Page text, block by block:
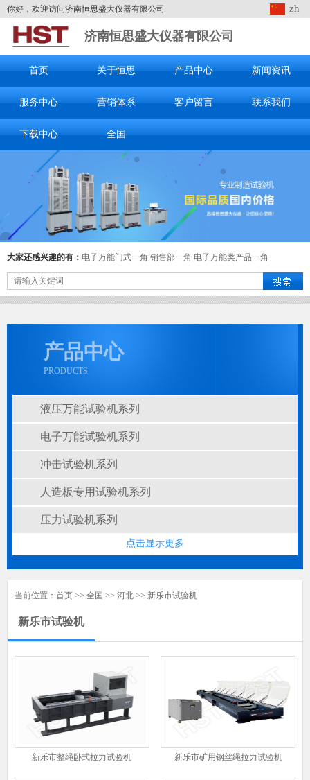
你好，欢迎访问济南恒思盛大仪器有限公司 zh
济南恒思盛大仪器有限公司
首页 关于恒思 产品中心 新闻资讯
服务中心 营销体系 客户留言 联系我们
下载中心 全国
大家还感兴趣的有： 电子万能门式一角 销售部一角 电子万能类产品一角
产品中心
PRODUCTS
液压万能试验机系列
电子万能试验机系列
冲击试验机系列
人造板专用试验机系列
压力试验机系列
点击显示更多
当前位置： 首页 >> 全国 >> 河北 >> 新乐市试验机
新乐市试验机
新乐市整绳卧式拉力试验机 新乐市矿用钢丝绳拉力试验机